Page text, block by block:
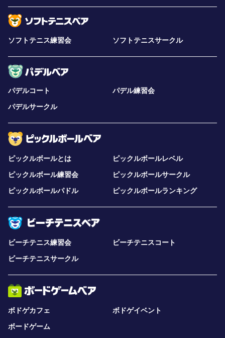
ソフトテニス練習会 ソフトテニスサークル
パデルコート
パデル練習会
パデルサークル
ピックルボールとは
ピックルボールレベル
ピックルボール練習会
ピックルボールサークル
ピックルボールパドル
ピックルボールランキング
ビーチテニス練習会
ビーチテニスコート
ビーチテニスサークル
ボドゲカフェ
ボドゲイベント
ボードゲーム